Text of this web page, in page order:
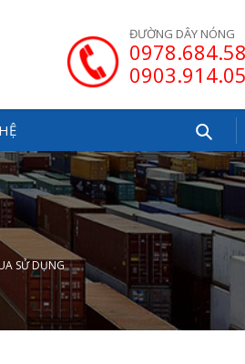
ĐƯỜNG DÂY NÓNG
Tìm
kiếm
SỬ DỤNG